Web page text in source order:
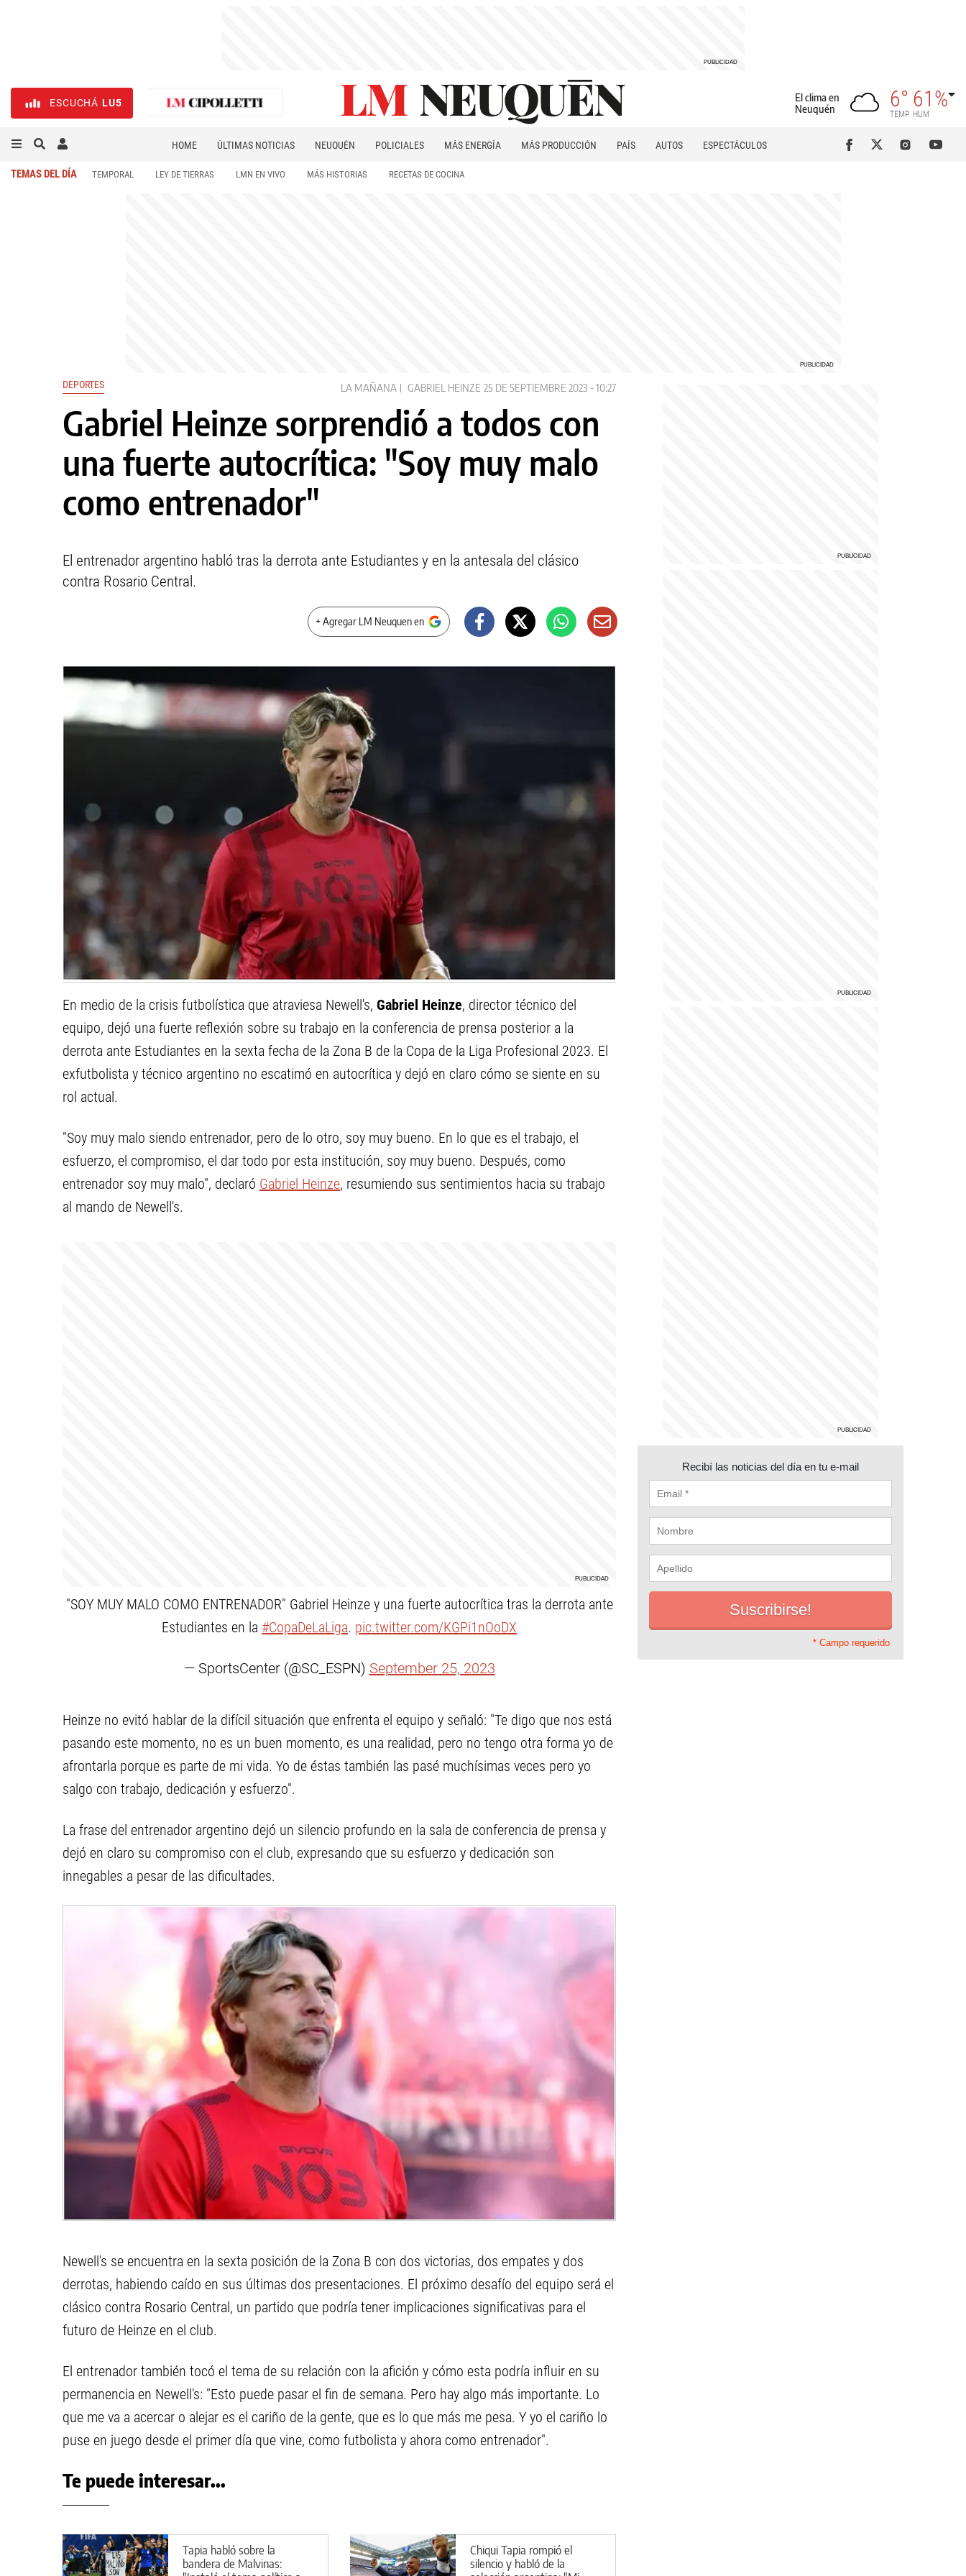
ESCUCHÁ LU5
El clima en
Neuquén
6°
TEMP
61%
HUM
HOME ÚLTIMAS NOTICIAS NEUQUÉN POLICIALES MÁS ENERGÍA MÁS PRODUCCIÓN PAÍS AUTOS
ESPECTÁCULOS
TEMAS DEL DÍA TEMPORAL LEY DE TIERRAS LMN EN VIVO MÁS HISTORIAS RECETAS DE COCINA
DEPORTES LA MAÑANA GABRIEL HEINZE 25 DE SEPTIEMBRE 2023 - 10:27
Gabriel Heinze sorprendió a todos con
una fuerte autocrítica: "Soy muy malo
como entrenador"
El entrenador argentino habló tras la derrota ante Estudiantes y en la antesala del clásico
contra Rosario Central.
+ Agregar LM Neuquen en
En medio de la crisis futbolística que atraviesa Newell's, Gabriel Heinze, director técnico del
equipo, dejó una fuerte reflexión sobre su trabajo en la conferencia de prensa posterior a la
derrota ante Estudiantes en la sexta fecha de la Zona B de la Copa de la Liga Profesional 2023. El
exfutbolista y técnico argentino no escatimó en autocrítica y dejó en claro cómo se siente en su
rol actual.
"Soy muy malo siendo entrenador, pero de lo otro, soy muy bueno. En lo que es el trabajo, el
esfuerzo, el compromiso, el dar todo por esta institución, soy muy bueno. Después, como
entrenador soy muy malo", declaró Gabriel Heinze, resumiendo sus sentimientos hacia su trabajo
al mando de Newell's.
"SOY MUY MALO COMO ENTRENADOR" Gabriel Heinze y una fuerte autocrítica tras la derrota ante
Estudiantes en la #CopaDeLaLiga. pic.twitter.com/KGPi1nOoDX
— SportsCenter (@SC_ESPN) September 25, 2023
Heinze no evitó hablar de la difícil situación que enfrenta el equipo y señaló: "Te digo que nos está
pasando este momento, no es un buen momento, es una realidad, pero no tengo otra forma yo de
afrontarla porque es parte de mi vida. Yo de éstas también las pasé muchísimas veces pero yo
salgo con trabajo, dedicación y esfuerzo".
La frase del entrenador argentino dejó un silencio profundo en la sala de conferencia de prensa y
dejó en claro su compromiso con el club, expresando que su esfuerzo y dedicación son
innegables a pesar de las dificultades.
Newell's se encuentra en la sexta posición de la Zona B con dos victorias, dos empates y dos
derrotas, habiendo caído en sus últimas dos presentaciones. El próximo desafío del equipo será el
clásico contra Rosario Central, un partido que podría tener implicaciones significativas para el
futuro de Heinze en el club.
El entrenador también tocó el tema de su relación con la afición y cómo esta podría influir en su
permanencia en Newell's: "Esto puede pasar el fin de semana. Pero hay algo más importante. Lo
que me va a acercar o alejar es el cariño de la gente, que es lo que más me pesa. Y yo el cariño lo
puse en juego desde el primer día que vine, como futbolista y ahora como entrenador".
Te puede interesar...
Tapia habló sobre la
bandera de Malvinas:
Chiqui Tapia rompió el
silencio y habló de la
Recibí las noticias del día en tu e-mail
* Campo requerido